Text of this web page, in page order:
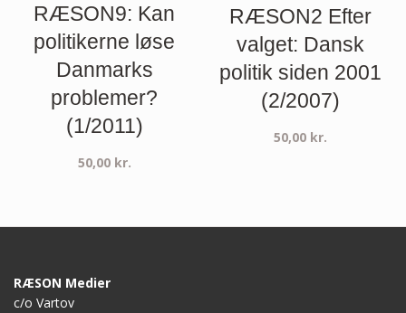
RÆSON9: Kan
politikerne løse
Danmarks
problemer?
(1/2011)
50,00 kr.
RÆSON2 Efter
valget: Dansk
politik siden 2001
(2/2007)
50,00 kr.
RÆSON Medier
c/o Vartov